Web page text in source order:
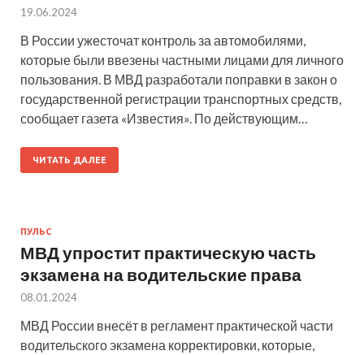
19.06.2024
В России ужесточат контроль за автомобилями,
которые были ввезены частными лицами для личного
пользования. В МВД разработали поправки в закон о
государственной регистрации транспортных средств,
сообщает газета «Известия». По действующим…
ЧИТАТЬ ДАЛЕЕ
ПУЛЬС
МВД упростит практическую часть
экзамена на водительские права
08.01.2024
МВД России внесёт в регламент практической части
водительского экзамена корректировки, которые,